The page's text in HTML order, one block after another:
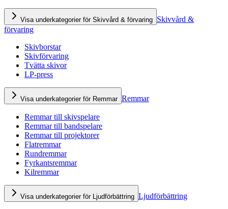
Visa underkategorier för Skivvård & förvaring Skivvård &
förvaring
Skivborstar
Skivförvaring
Tvätta skivor
LP-press
Visa underkategorier för Remmar Remmar
Remmar till skivspelare
Remmar till bandspelare
Remmar till projektorer
Flatremmar
Rundremmar
Fyrkantsremmar
Kilremmar
Visa underkategorier för Ljudförbättring Ljudförbättring